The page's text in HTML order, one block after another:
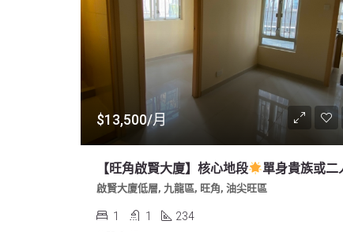
$13,500/月
【旺角啟賢大廈】核心地段 單身貴族或二人家庭
啟賢大廈低層, 九龍區, 旺角, 油尖旺區
1 1 234